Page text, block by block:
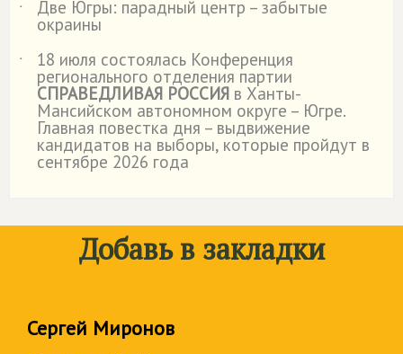
˙
Две Югры: парадный центр – забытые
окраины
˙
18 июля состоялась Конференция
регионального отделения партии
СПРАВЕДЛИВАЯ РОССИЯ в Ханты-
Мансийском автономном округе – Югре.
Главная повестка дня – выдвижение
кандидатов на выборы, которые пройдут в
сентябре 2026 года
Добавь в закладки
Сергей Миронов